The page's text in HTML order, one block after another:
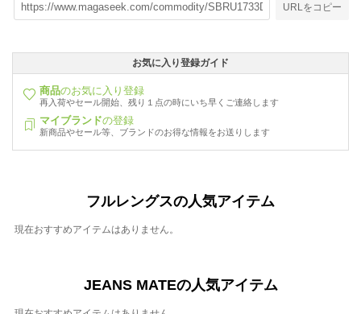
URLをコピー
お気に入り登録ガイド
商品のお気に入り登録
再入荷やセール開始、残り１点の時にいち早くご連絡します
マイブランドの登録
新商品やセール等、ブランドのお得な情報をお送りします
フルレングスの人気アイテム
現在おすすめアイテムはありません。
JEANS MATEの人気アイテム